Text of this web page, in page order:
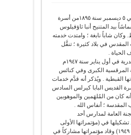
وُلد بمنفلوط في ٥ ديسمبر سنة ١٨٩٥من أسرة
بيد المتنيح أنبا ثاؤفيلوس
شاباً نابغة ؛ وامتدت خدمته
المقدس في بلاد كثيرة ؛ تنقَّل
الحياة .
أتى إلى الإسكندرية في أول يناير سنة ١٩٤٧م
المرقسية الكبرى وفي كنائس
القبطية . ويُذكر أنه قدَّم خدمات
القديس البابا كيرلس السادس
حيث أنه كان من المُلهَمين والموهوبين
؛ أنفاس الله .
العامة لمدارس أحد
تشكيلها في (مؤتمراتها الأولى
بالمدينة ١٩٤٦ : ١٩٤٩) وقاد مؤتمراتها مشاركاً في